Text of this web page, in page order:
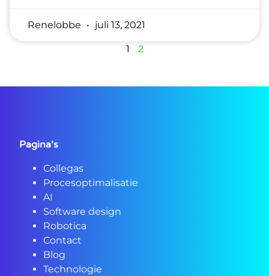
Renelobbe juli 13, 2021
1 2
Pagina's
Collegas
Procesoptimalisatie
AI
Software design
Robotica
Contact
Blog
Technologie